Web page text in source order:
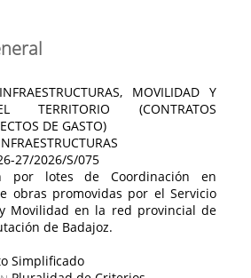
MOVILIDAD Y
TERRITORIO (CONTRATOS
DE GASTO)
27/2026/S/075
por lotes de Coordinación en
obras promovidas por el Servicio
Movilidad en la red provincial de
de Badajoz.
Simplificado